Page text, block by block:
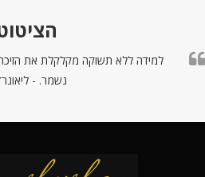
למידה ללא תשוקה מקלקלת את
נשמר. -